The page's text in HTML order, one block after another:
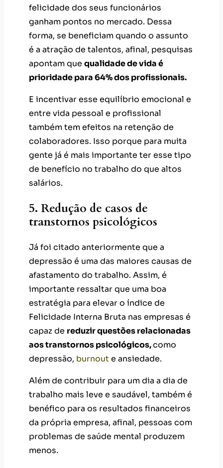
felicidade dos seus funcionários
ganham pontos no mercado. Dessa
forma, se beneficiam quando o assunto
é a atração de talentos, afinal, pesquisas
apontam que qualidade de vida é
prioridade para 64% dos profissionais.
E incentivar esse equilíbrio emocional e
entre vida pessoal e profissional
também tem efeitos na retenção de
colaboradores. Isso porque para muita
gente já é mais importante ter esse tipo
de benefício no trabalho do que altos
salários.
5. Redução de casos de
transtornos psicológicos
Já foi citado anteriormente que a
depressão é uma das maiores causas de
afastamento do trabalho. Assim, é
importante ressaltar que uma boa
estratégia para elevar o índice de
Felicidade Interna Bruta nas empresas é
capaz de reduzir questões relacionadas
aos transtornos psicológicos,como
depressão, burnoute ansiedade.
Além de contribuir para um dia a dia de
trabalho mais leve e saudável, também é
benéfico para os resultados financeiros
da própria empresa, afinal, pessoas com
problemas de saúde mental produzem
menos.